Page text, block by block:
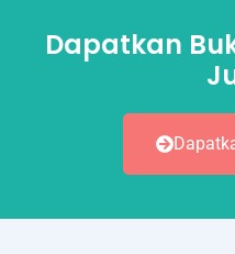
Dapatkan